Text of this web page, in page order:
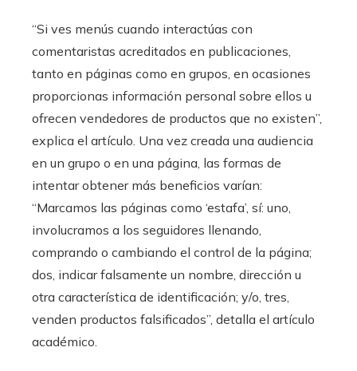
“Si ves menús cuando interactúas con
comentaristas acreditados en publicaciones,
tanto en páginas como en grupos, en ocasiones
proporcionas información personal sobre ellos u
ofrecen vendedores de productos que no existen”,
explica el artículo. Una vez creada una audiencia
en un grupo o en una página, las formas de
intentar obtener más beneficios varían:
“Marcamos las páginas como ‘estafa’, sí: uno,
involucramos a los seguidores llenando,
comprando o cambiando el control de la página;
dos, indicar falsamente un nombre, dirección u
otra característica de identificación; y/o, tres,
venden productos falsificados”, detalla el artículo
académico.